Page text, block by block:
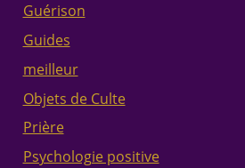
Guérison
Guides
meilleur
Objets de Culte
Prière
Psychologie positive